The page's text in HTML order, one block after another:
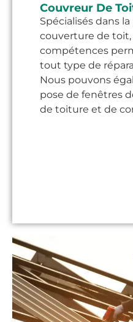
Couvreur De
Spécialisés dans
couverture de toit,
compétences
tout type de
Nous pouvons
pose de fenêtres
de toiture et de